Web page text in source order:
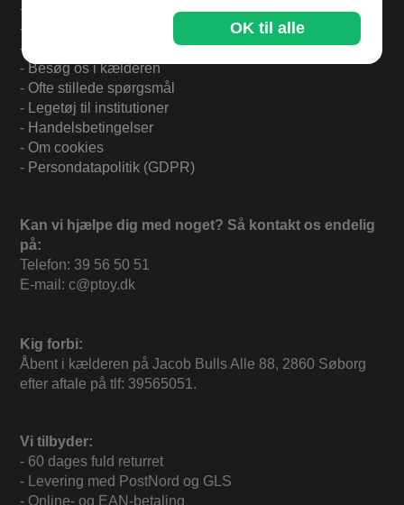
-
-
-
- Besøg os i kælderen
- Ofte stillede spørgsmål
- Legetøj til institutioner
- Handelsbetingelser
- Om cookies
- Persondatapolitik (GDPR)
Kan vi hjælpe dig med noget? Så kontakt os endelig
på:
Telefon: 39 56 50 51
E-mail: c@ptoy.dk
Kig forbi:
Åbent i kælderen på Jacob Bulls Alle 88, 2860 Søborg
efter aftale på tlf: 39565051.
Vi tilbyder:
- 60 dages fuld returret
- Levering med PostNord og GLS
- Online- og EAN-betaling
OK til alle